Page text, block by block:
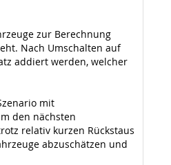
zur Berechnung
Nach Umschalten auf
addiert werden, welcher
mit
den nächsten
relativ kurzen Rückstaus
abzuschätzen und